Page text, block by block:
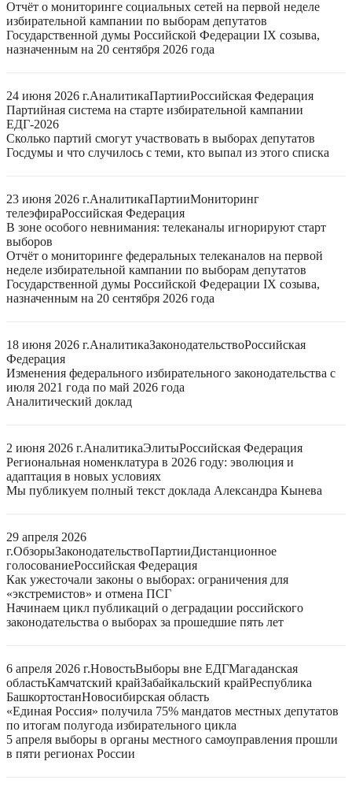
Отчёт о мониторинге социальных сетей на первой неделе
избирательной кампании по выборам депутатов
Государственной думы Российской Федерации IX созыва,
назначенным на 20 сентября 2026 года
24 июня 2026 г.АналитикаПартииРоссийская Федерация
Партийная система на старте избирательной кампании
ЕДГ-2026
Сколько партий смогут участвовать в выборах депутатов
Госдумы и что случилось с теми, кто выпал из этого списка
23 июня 2026 г.АналитикаПартииМониторинг
телеэфираРоссийская Федерация
В зоне особого невнимания: телеканалы игнорируют старт
выборов
Отчёт о мониторинге федеральных телеканалов на первой
неделе избирательной кампании по выборам депутатов
Государственной думы Российской Федерации IX созыва,
назначенным на 20 сентября 2026 года
18 июня 2026 г.АналитикаЗаконодательствоРоссийская
Федерация
Изменения федерального избирательного законодательства с
июля 2021 года по май 2026 года
Аналитический доклад
2 июня 2026 г.АналитикаЭлитыРоссийская Федерация
Региональная номенклатура в 2026 году: эволюция и
адаптация в новых условиях
Мы публикуем полный текст доклада Александра Кынева
29 апреля 2026
г.ОбзорыЗаконодательствоПартииДистанционное
голосованиеРоссийская Федерация
Как ужесточали законы о выборах: ограничения для
«экстремистов» и отмена ПСГ
Начинаем цикл публикаций о деградации российского
законодательства о выборах за прошедшие пять лет
6 апреля 2026 г.НовостьВыборы вне ЕДГМагаданская
областьКамчатский крайЗабайкальский крайРеспублика
БашкортостанНовосибирская область
«Единая Россия» получила 75% мандатов местных депутатов
по итогам полугода избирательного цикла
5 апреля выборы в органы местного самоуправления прошли
в пяти регионах России